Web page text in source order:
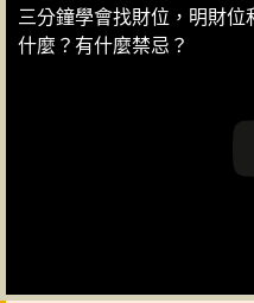
三分鐘學會找財位，明財
什麼？有什麼禁忌？